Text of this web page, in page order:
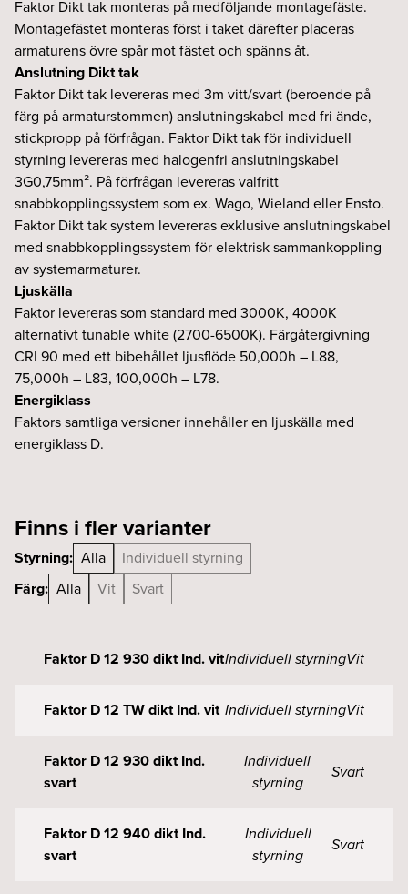
Faktor Dikt tak monteras på medföljande montagefäste.
Montagefästet monteras först i taket därefter placeras
armaturens övre spår mot fästet och spänns åt.
Anslutning Dikt tak
Faktor Dikt tak levereras med 3m vitt/svart (beroende på
färg på armaturstommen) anslutningskabel med fri ände,
stickpropp på förfrågan. Faktor Dikt tak för individuell
styrning levereras med halogenfri anslutningskabel
3G0,75mm². På förfrågan levereras valfritt
snabbkopplingssystem som ex. Wago, Wieland eller Ensto.
Faktor Dikt tak system levereras exklusive anslutningskabel
med snabbkopplingssystem för elektrisk sammankoppling
av systemarmaturer.
Ljuskälla
Faktor levereras som standard med 3000K, 4000K
alternativt tunable white (2700-6500K). Färgåtergivning
CRI 90 med ett bibehållet ljusflöde 50,000h – L88,
75,000h – L83, 100,000h – L78.
Energiklass
Faktors samtliga versioner innehåller en ljuskälla med
energiklass D.
Finns i fler varianter
Styrning: Alla
Individuell styrning
Färg: Alla Vit Svart
Faktor D 12 930 dikt Ind. vitIndividuell styrningVit
Faktor D 12 TW dikt Ind. vit Individuell styrningVit
Faktor D 12 930 dikt Ind.
svart
Individuell
styrning
Svart
Faktor D 12 940 dikt Ind.
svart
Individuell
styrning
Svart